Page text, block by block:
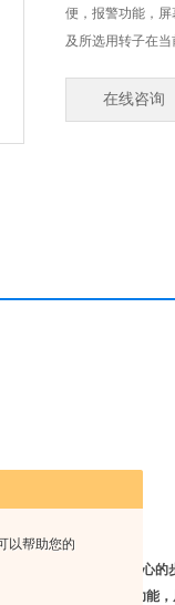
以帮助您的
便，报警功能，
及所选用转子在当
在线咨询
位微电脑处理器为核心
计，操作简便，报警功能